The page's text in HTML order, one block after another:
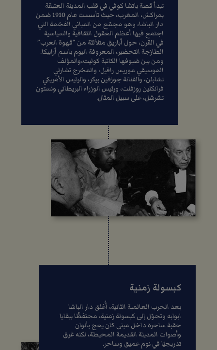
تبدأ قصة باتشا كوفي في قلب المدينة العتيقة
بمراكش، المغرب، حيث تأسست عام 1910 ضمن
دار الباشا، وهو مجمّع من المباني الفخمة التي
اجتمع فيها أعظم العقول الثقافية والسياسية
في القرن، حول أباريق متلألئة من “قهوة العرب”
الطازجة التحضير، المعروفة اليوم باسم أرابيكا.
ومن بين ضيوفها الكاتبة كوليت،والمؤلف
الموسيقي موريس رافيل، والمخرج تشارلي
تشابلن، والفنانة جوزفين بيكر، والرئيس الأمريكي
فرانكلين روزفلت، ورئيس الوزراء البريطاني ونستون
تشرشل، على سبيل المثال.
كبسولة زمنية
بعد الحرب العالمية الثانية، أُغلق دار الباشا
ابوابه وتحوّل إلى كبسولة زمنية، محتفظًا ببقايا
حقبة ساحرة داخل مبنى كان يعج بألوان
وأصوات المدينة القديمة المحيطة، لكنه غرق
تدريجيًا في نوم عميق وساحر.